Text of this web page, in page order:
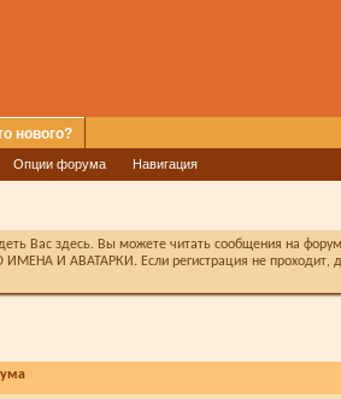
Опции форума Навигация
нового?
Вас здесь. Вы можете читать сообщения на
И АВАТАРКИ. Если регистрация не проходит,